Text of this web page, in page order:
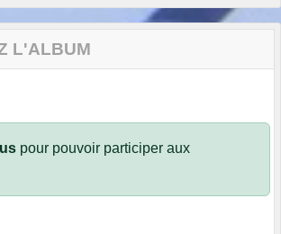
L'ALBUM
pour pouvoir participer aux